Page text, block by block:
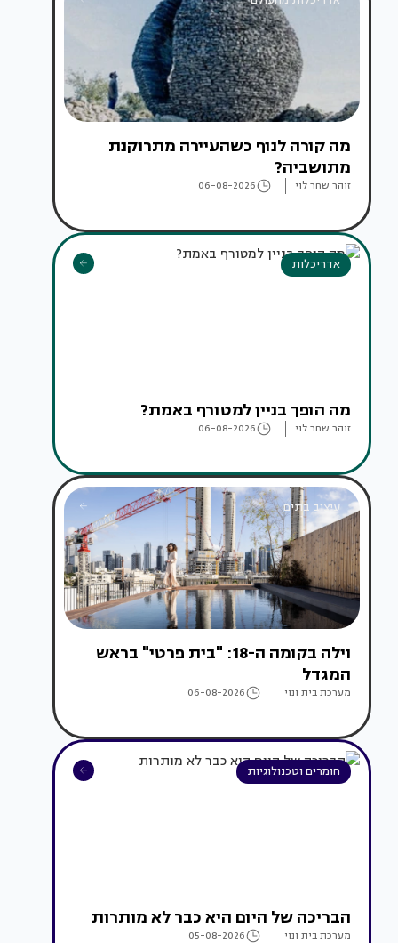
מה קורה לנוף כשהעיירה מתרוקנת
מתושביה?
זוהר שחר לוי 06-08-2026
אדריכלות
מה הופך בניין למטורף באמת?
זוהר שחר לוי 06-08-2026
עיצוב בתים
וילה בקומה ה-18: "בית פרטי" בראש
המגדל
מערכת בית ונוי 06-08-2026
חומרים וטכנולוגיות
הבריכה של היום היא כבר לא מותרות
מערכת בית ונוי 05-08-2026